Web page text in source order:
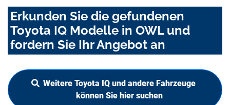
Erkunden Sie die gefundenen
Toyota IQ Modelle in OWL und
fordern Sie Ihr Angebot an
Weitere Toyota IQ und andere Fahrzeuge
können Sie hier suchen